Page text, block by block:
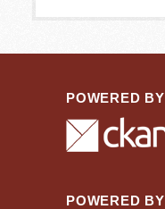
POWERED BY
POWERED BY